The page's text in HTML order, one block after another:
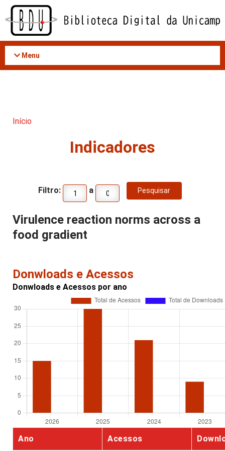
Acessar
conteúdo
Menu
Início
Indicadores
Filtro: a
Virulence reaction norms across a
food gradient
Donwloads e Acessos
Donwloads e Acessos por ano
Ano Acessos